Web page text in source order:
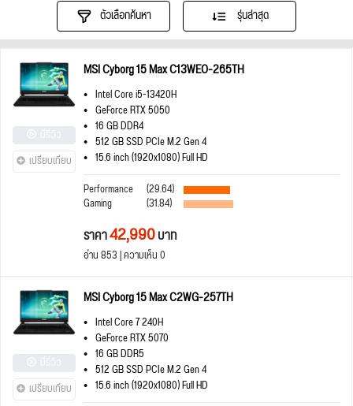
ตัวเลือกค้นหา รุ่นล่าสุด
เปรียบเทียบ
MSI Cyborg 15 Max C13WEO-265TH
Intel Core i5-13420H
GeForce RTX 5050
16 GB DDR4
512 GB SSD PCIe M.2 Gen 4
15.6 inch (1920x1080) Full HD
Performance
(29.64)
Gaming (31.84)
ราคา42,990บาท
อ่าน 853 | ความเห็น 0
เปรียบเทียบ
MSI Cyborg 15 Max C2WG-257TH
Intel Core 7 240H
GeForce RTX 5070
16 GB DDR5
512 GB SSD PCIe M.2 Gen 4
15.6 inch (1920x1080) Full HD